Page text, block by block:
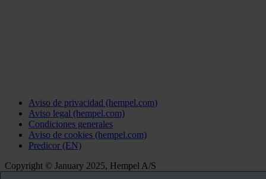
Aviso de privacidad (hempel.com)
Aviso legal (hempel.com)
Condiciones generales
Aviso de cookies (hempel.com)
Predicor (EN)
Copyright © January 2025, Hempel A/S